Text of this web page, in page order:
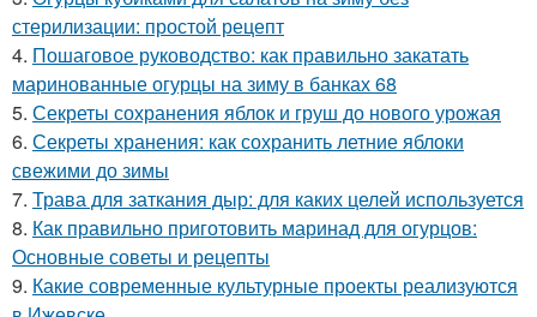
стерилизации: простой рецепт
4. Пошаговое руководство: как правильно закатать
маринованные огурцы на зиму в банках 68
5. Секреты сохранения яблок и груш до нового урожая
6. Секреты хранения: как сохранить летние яблоки
свежими до зимы
7. Трава для заткания дыр: для каких целей используется
8. Как правильно приготовить маринад для огурцов:
Основные советы и рецепты
9. Какие современные культурные проекты реализуются